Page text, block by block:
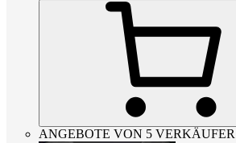
ANGEBOTE VON 5 VERKÄUFER